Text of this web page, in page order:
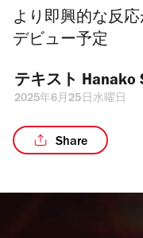
より即興的な反
デビュー予定
テキスト Hanako
2025年6月25日水曜日
Share